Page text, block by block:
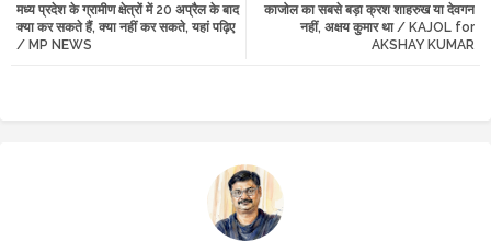
tte ats
काजोल का सबसे बड़ा क्रश शाहरुख या देवगन
नहीं, अक्षय कुमार था / KAJOL for
AKSHAY KUMAR
मध्य प्रदेश के ग्रामीण क्षेत्रों में 20 अप्रैल के बाद
क्या कर सकते हैं, क्या नहीं कर सकते, यहां पढ़िए
/ MP NEWS